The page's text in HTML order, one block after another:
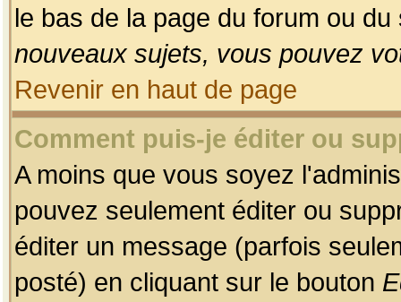
le bas de la page du forum ou
nouveaux sujets, vous pouvez
Revenir en haut de page
Comment puis-je éditer ou
A moins que vous soyez
pouvez seulement éditer ou
éditer un message (parfois
posté) en cliquant sur le bouton